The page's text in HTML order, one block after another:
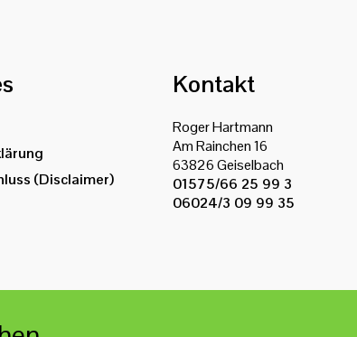
(Disclaimer)
Kontakt
Roger Hartmann
Am Rainchen 16
63826 Geiselbach
01575/66 25 99 3
06024/3 09 99 35